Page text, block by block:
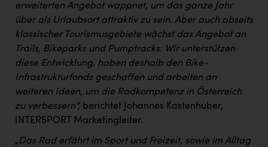
erweiterten Angebot wappnet, um das ganze Jahr
über als Urlaubsort attraktiv zu sein. Aber auch abseits
klassischer Tourismusgebiete wächst das Angebot an
Trails, Bikeparks und Pumptracks. Wir unterstützen
diese Entwicklung, haben deshalb den Bike-
Infrastrukturfonds geschaffen und arbeiten an
weiteren Ideen, um die Radkompetenz in Österreich
zu verbessern“, berichtet Johannes Kastenhuber,
INTERSPORT Marketingleiter.
„Das Rad erfährt im Sport und Freizeit, sowie im Alltag